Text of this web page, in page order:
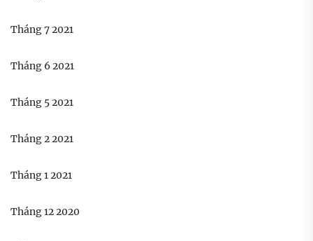
Tháng 7 2021
Tháng 6 2021
Tháng 5 2021
Tháng 2 2021
Tháng 1 2021
Tháng 12 2020